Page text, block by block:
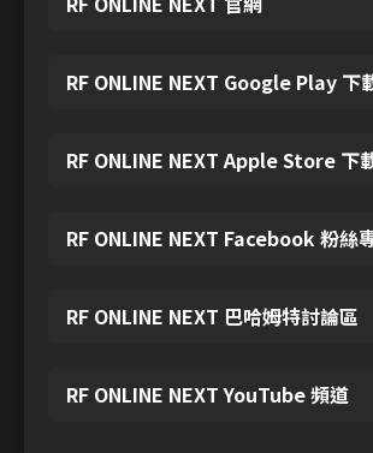
RF ONLINE NEXT Google Play 下
RF ONLINE NEXT Apple Store 下
RF ONLINE NEXT Facebook 粉絲
RF ONLINE NEXT 巴哈姆特討論區
RF ONLINE NEXT YouTube 頻道